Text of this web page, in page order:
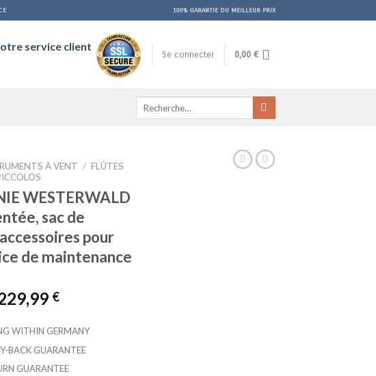
100% GARANTIE DU MEILLEUR PRIX
service client
Se connecter 0,00 €
À VENT / FLÛTES
WESTERWALD
sac de
pour
de maintenance
:
€.
€Le
actuel
est :
229,99 €.
WITHIN GERMANY
BACK GUARANTEE
GUARANTEE